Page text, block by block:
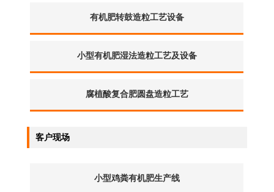
有机肥转鼓造粒工艺设备
小型有机肥湿法造粒工艺及设备
腐植酸复合肥圆盘造粒工艺
客户现场
小型鸡粪有机肥生产线